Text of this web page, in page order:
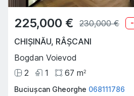
225,000 € 230,000 € -
CHIȘINĂU, RÂȘCANI
Bogdan Voievod
2
1 67 m2
Buciușcan Gheorghe 068111786